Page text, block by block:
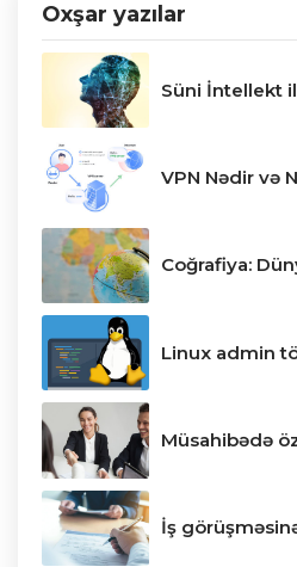
Oxşar yazılar
Süni İntellekt
VPN Nədir və
Coğrafiya:
Linux admin
Müsahibədə
İş